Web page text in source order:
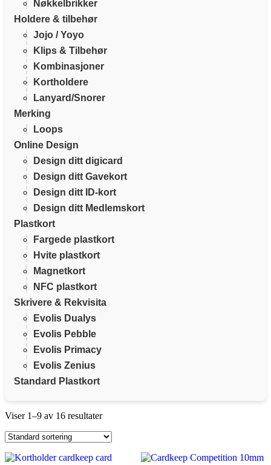
Nøkkelbrikker
Holdere & tilbehør
Jojo / Yoyo
Klips & Tilbehør
Kombinasjoner
Kortholdere
Lanyard/Snorer
Merking
Loops
Online Design
Design ditt digicard
Design ditt Gavekort
Design ditt ID-kort
Design ditt Medlemskort
Plastkort
Fargede plastkort
Hvite plastkort
Magnetkort
NFC plastkort
Skrivere & Rekvisita
Evolis Dualys
Evolis Pebble
Evolis Primacy
Evolis Zenius
Standard Plastkort
Viser 1–9 av 16 resultater